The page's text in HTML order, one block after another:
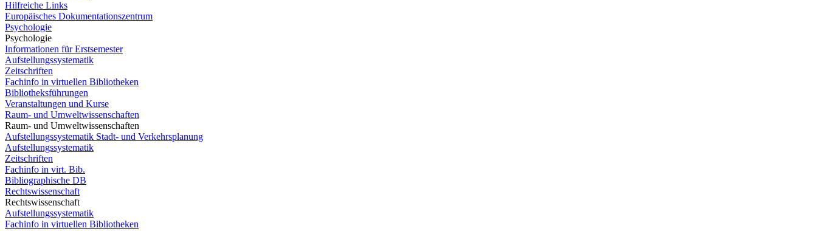
Hilfreiche Links
Europäisches Dokumentationszentrum
Psychologie
Psychologie
Informationen für Erstsemester
Aufstellungssystematik
Zeitschriften
Fachinfo in virtuellen Bibliotheken
Bibliotheksführungen
Veranstaltungen und Kurse
Raum- und Umweltwissenschaften
Raum- und Umweltwissenschaften
Aufstellungssystematik Stadt- und Verkehrsplanung
Aufstellungssystematik
Zeitschriften
Fachinfo in virt. Bib.
Bibliographische DB
Rechtswissenschaft
Rechtswissenschaft
Aufstellungssystematik
Fachinfo in virtuellen Bibliotheken